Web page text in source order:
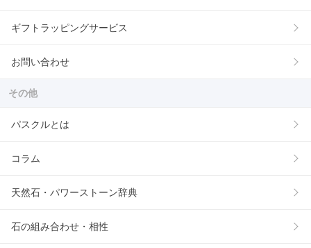
ギフトラッピングサービス
お問い合わせ
その他
パスクルとは
コラム
天然石・パワーストーン辞典
石の組み合わせ・相性